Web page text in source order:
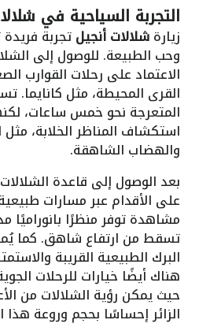
التجربة السياحية في
زيارةشلالات أنجيلتجربة
وحب الطبيعة. للوصول إلى
الاعتماد على رحلات القوارب
القرى المحيطة، مثل كانايما.
المتعرجة نحو خمس ساعات،
استكشاف المناظر الخلابة، مثل
والهضاب الشاهقة.
بعد الوصول إلى قاعدة
على الأقدام عبر مسارات
مشاهدة توفر منظرًا بانوراميًا
تسقط من ارتفاع شاهق. كما
البرك الطبيعية القريبة
هناك أيضًا خيارات للرحلات
حيث يمكن رؤية الشلالات من
الزائر إحساسًا بحجم وروعة هذا